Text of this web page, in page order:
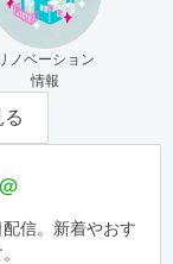
リノベーション
情報
信。新着やおす